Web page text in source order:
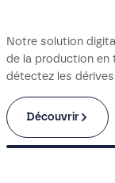
Notre solution
de la production en
détectez les
Découvrir